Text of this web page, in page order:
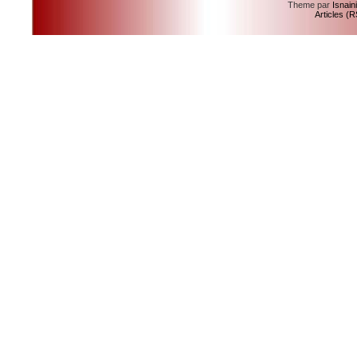
Theme par
Articles